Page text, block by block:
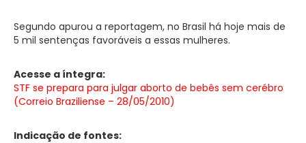
Segundo apurou a reportagem, no Brasil há hoje mais de
5 mil sentenças favoráveis a essas mulheres.
Acesse a íntegra:
STF se prepara para julgar aborto de bebês sem cerébro
(Correio Braziliense – 28/05/2010)
Indicação de fontes: